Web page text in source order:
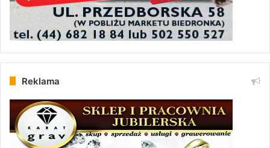
Reklama